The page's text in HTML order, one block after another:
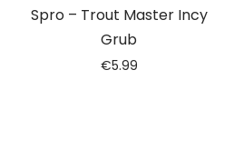
Spro – Trout Master Incy
Grub
€5.99